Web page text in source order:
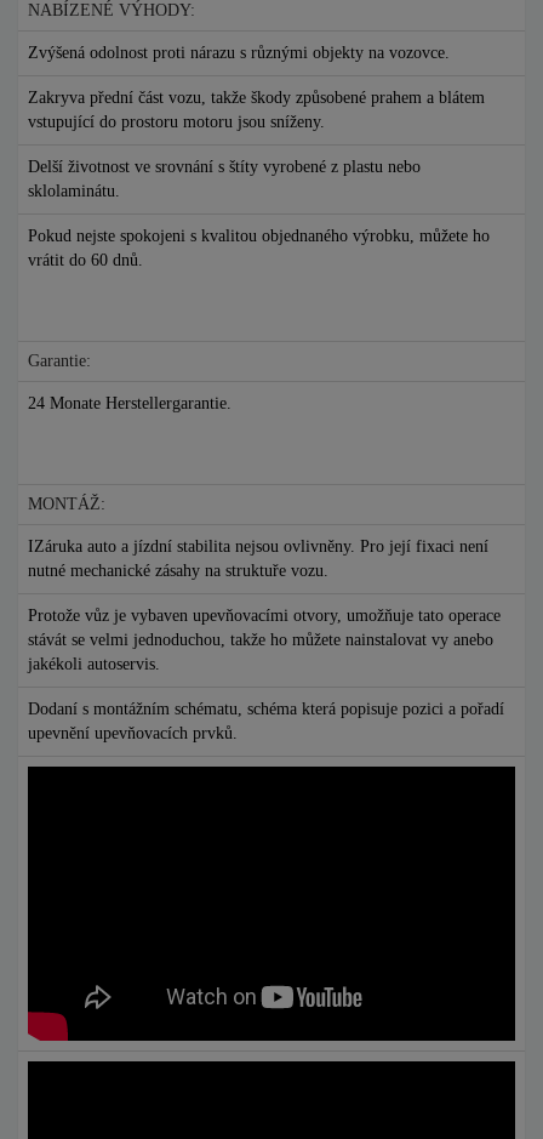
NABÍZENÉ VÝHODY:
Zvýšená odolnost proti nárazu s různými objekty na vozovce.
Zakryva přední část vozu, takže škody způsobené prahem a blátem
vstupující do prostoru motoru jsou sníženy.
Delší životnost ve srovnání s štíty vyrobené z plastu nebo
sklolaminátu.
Pokud nejste spokojeni s kvalitou objednaného výrobku, můžete ho
vrátit do 60 dnů.
Garantie:
24 Monate Herstellergarantie.
MONTÁŽ:
IZáruka auto a jízdní stabilita nejsou ovlivněny. Pro její fixaci není
nutné mechanické zásahy na struktuře vozu.
Protože vůz je vybaven upevňovacími otvory, umožňuje tato operace
stávát se velmi jednoduchou, takže ho můžete nainstalovat vy anebo
jakékoli autoservis.
Dodaní s montážním schématu, schéma která popisuje pozici a pořadí
upevnění upevňovacích prvků.